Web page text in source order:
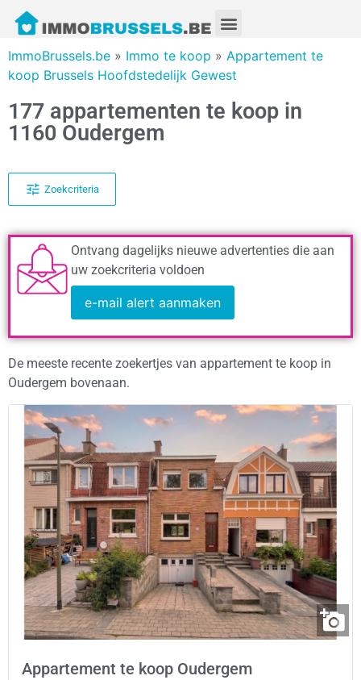
ImmoBrussels.be » Immo te koop » Appartement te
koop Brussels Hoofdstedelijk Gewest
177 appartementen te koop in
1160 Oudergem
Zoekcriteria
Ontvang dagelijks nieuwe advertenties die aan
uw zoekcriteria voldoen
e-mail alert aanmaken
De meeste recente zoekertjes van appartement te koop in
Oudergem bovenaan.
Appartement te koop Oudergem